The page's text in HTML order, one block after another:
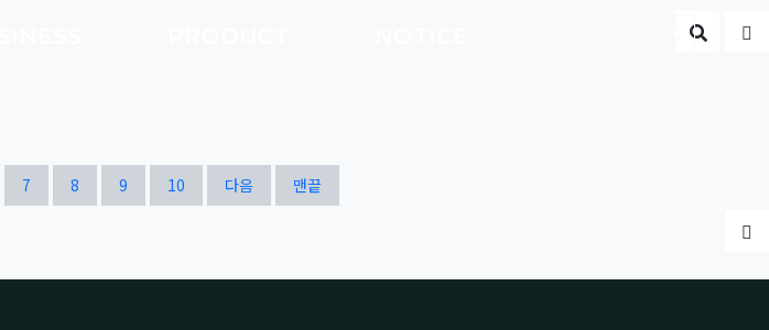
게시판
열린
페이지
7
페이지 8
페이지 9
페이지 10
페이지 다음 맨끝